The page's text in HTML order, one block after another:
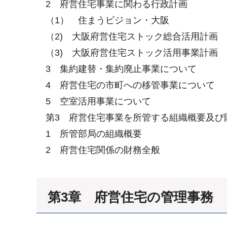
2 府営住宅事業に関わる行政計画
（1） 住まうビジョン・大阪
（2) 大阪府営住宅ストック総合活用計画
（3) 大阪府営住宅ストック活用事業計画
3 集約建替・集約廃止事業について
4 府営住宅の市町への移管事業について
5 空室活用事業について
第3 府営住宅事業を所管する組織概要及
1 所管部局の組織概要
2 府営住宅関係の財務全般
第3章 府営住宅の管理事務